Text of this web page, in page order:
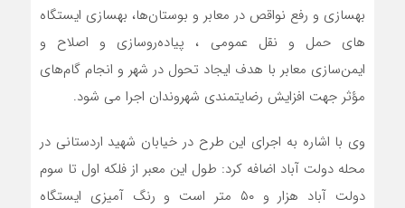
بهسازی و رفع نواقص در معابر و بوستان‌ها، بهسازی ایستگاه
های حمل و نقل عمومی ، پیاده‌روسازی و اصلاح و
ایمن‌سازی معابر با هدف ایجاد تحول در شهر و انجام گام‌های
مؤثر جهت افزایش رضایتمندی شهروندان اجرا می شود.
وی با اشاره به اجرای این طرح در خیابان شهید اردستانی در
محله دولت آباد اضافه کرد: طول این معبر از فلکه اول تا سوم
دولت آباد هزار و ۵۰ متر است و رنگ آمیزی ایستگاه